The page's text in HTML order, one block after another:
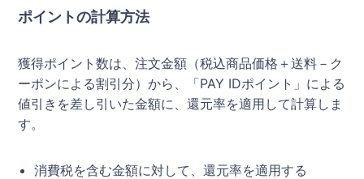
ポイントの計算方法
獲得ポイント数は、注文金額（税込商品価格＋送料－ク
ーポンによる割引分）から、「PAY IDポイント」による
値引きを差し引いた金額に、還元率を適用して計算しま
す。
消費税を含む金額に対して、還元率を適用する